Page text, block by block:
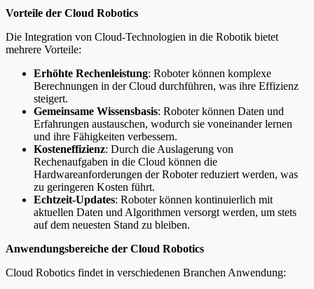
Vorteile der Cloud Robotics
Die Integration von Cloud-Technologien in die Robotik bietet
mehrere Vorteile:
Erhöhte Rechenleistung: Roboter können komplexe
Berechnungen in der Cloud durchführen, was ihre Effizienz
steigert.
Gemeinsame Wissensbasis: Roboter können Daten und
Erfahrungen austauschen, wodurch sie voneinander lernen
und ihre Fähigkeiten verbessern.
Kosteneffizienz: Durch die Auslagerung von
Rechenaufgaben in die Cloud können die
Hardwareanforderungen der Roboter reduziert werden, was
zu geringeren Kosten führt.
Echtzeit-Updates: Roboter können kontinuierlich mit
aktuellen Daten und Algorithmen versorgt werden, um stets
auf dem neuesten Stand zu bleiben.
Anwendungsbereiche der Cloud Robotics
Cloud Robotics findet in verschiedenen Branchen Anwendung: